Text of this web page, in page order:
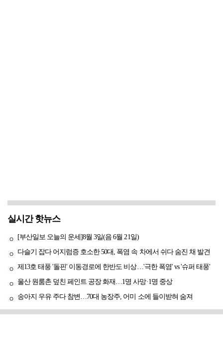
실시간 핫뉴스
[부산일보 오늘의 운세]8월 3일(음 6월 21일)
다슬기 잡다 어지럼증 호소한 50대, 폭염 속 차에서 쉬다 숨진 채 발견
제13호 태풍 '돌핀' 이동경로에 한반도 비상…'극한 폭염' vs '슈퍼 태풍'
울산 원룸촌 덮친 페인트 공장 화재…1명 사망·1명 중상
송아지 우유 주다 참변…70대 농장주, 어미 소에 들이받혀 숨져